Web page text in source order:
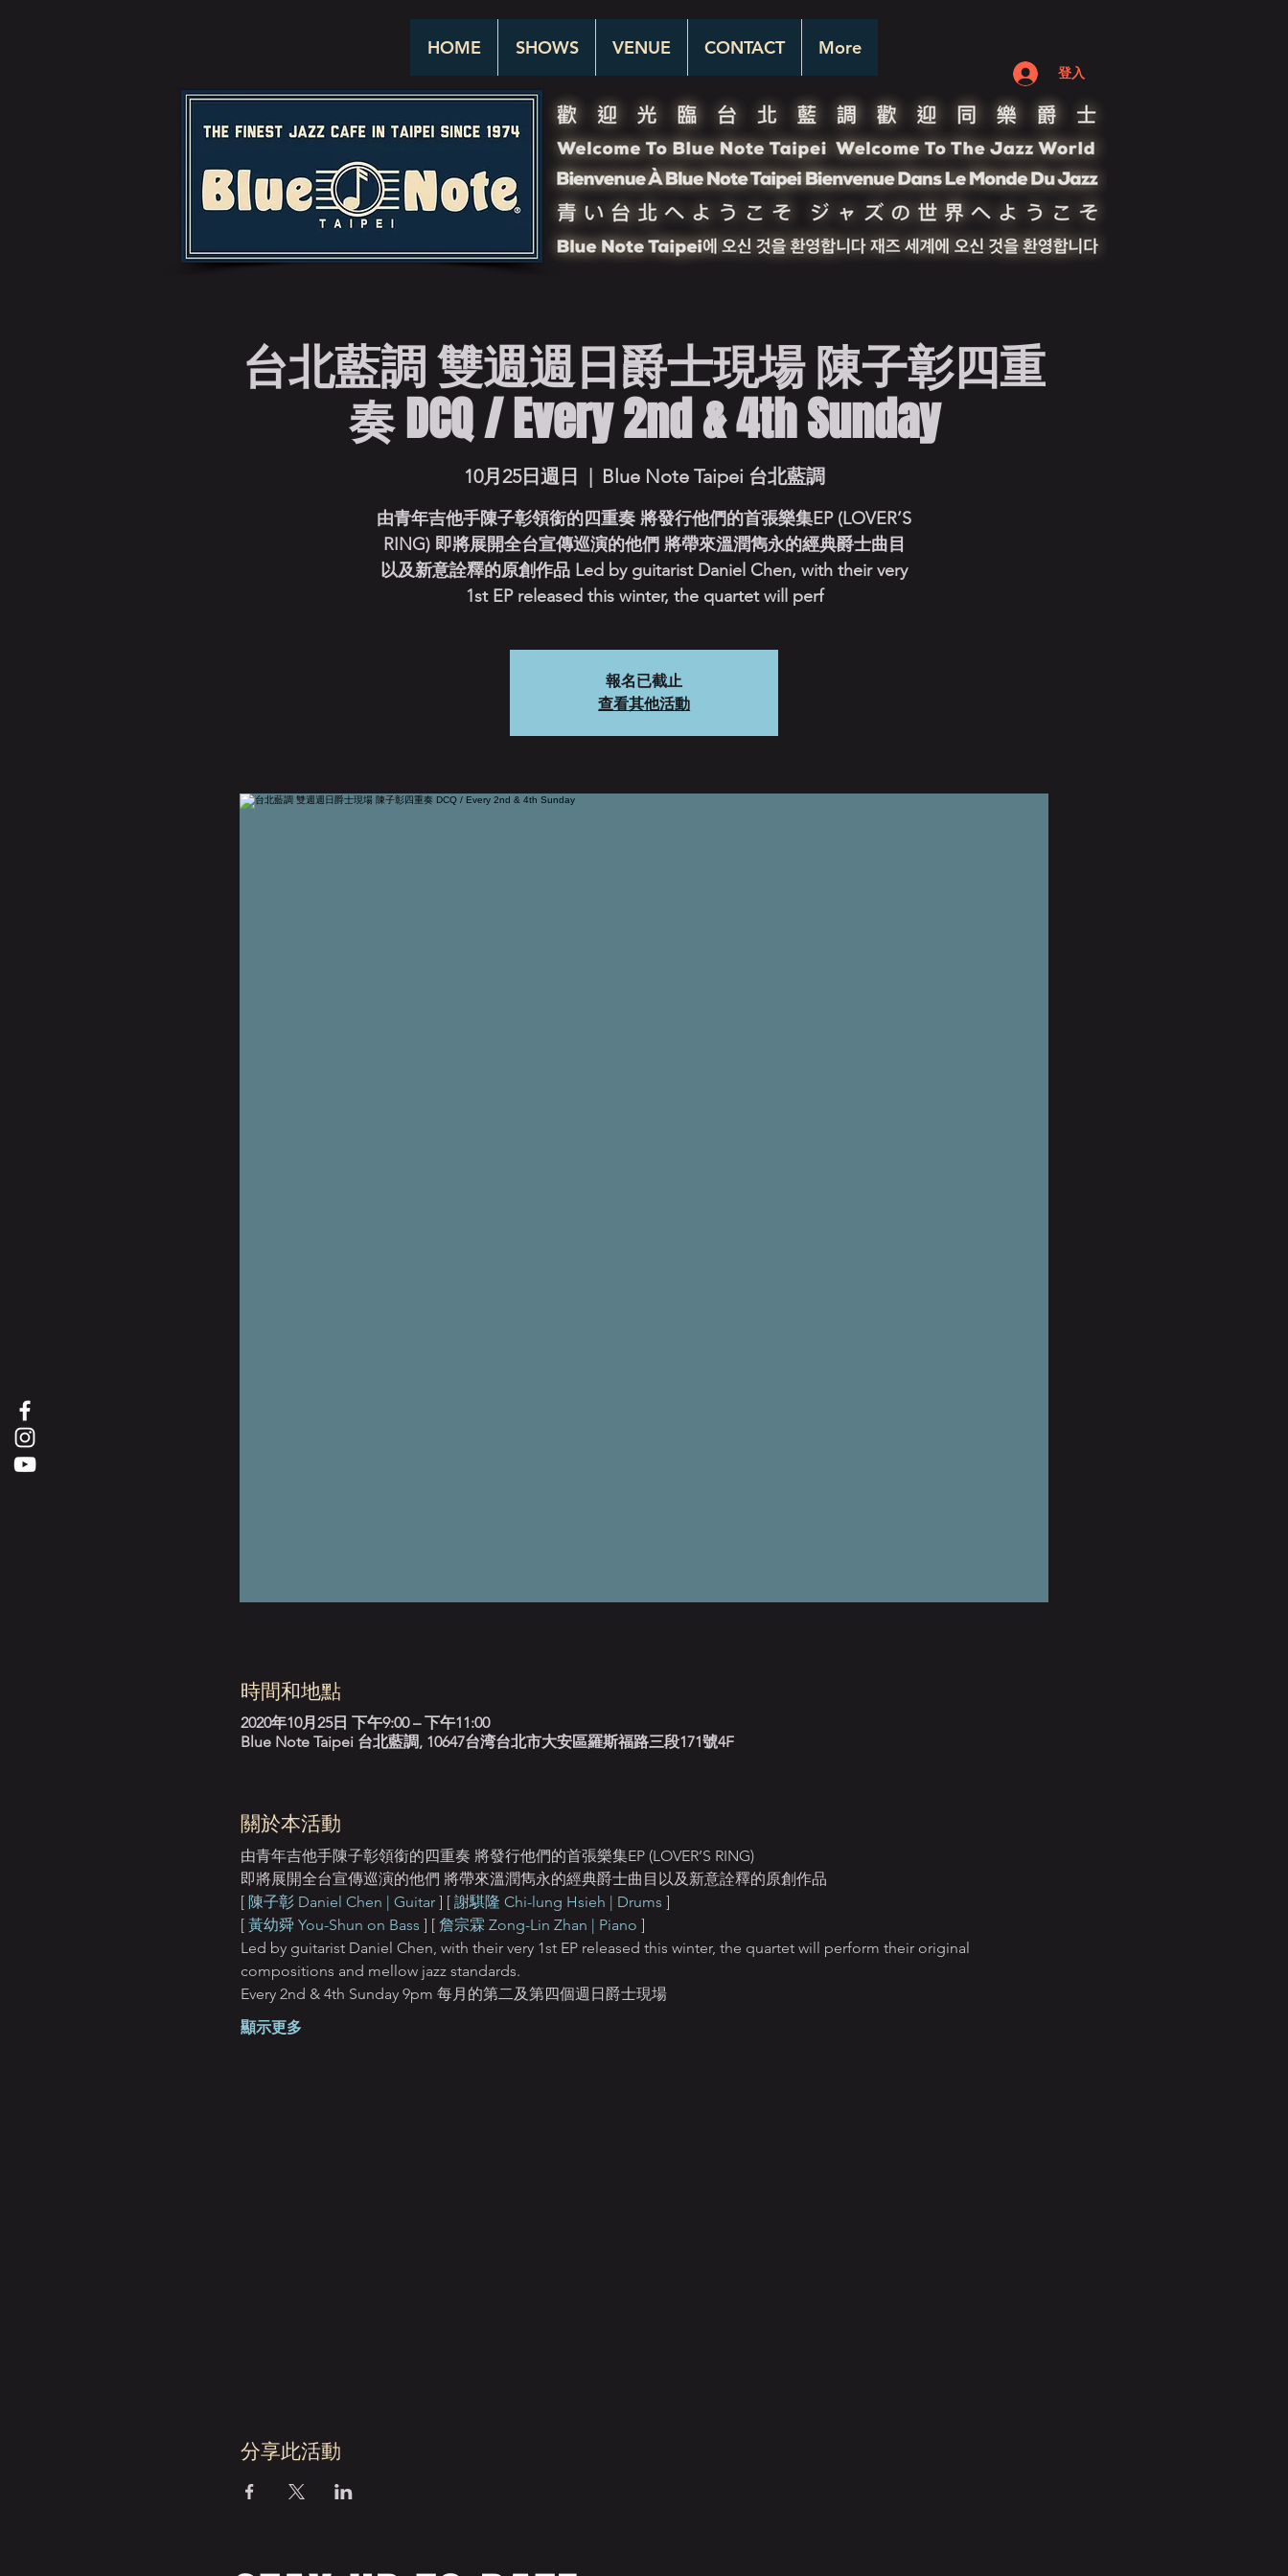
HOME SHOWS VENUE CONTACT More
登入
台北藍調 雙週週日爵士現場 陳子彰四重
奏 DCQ / Every 2nd & 4th Sunday
10月25日週日
  |
Blue Note Taipei 台北藍調
由青年吉他手陳子彰領銜的四重奏 將發行他們的首張樂集EP (LOVER’S
RING) 即將展開全台宣傳巡演的他們 將帶來溫潤雋永的經典爵士曲目
以及新意詮釋的原創作品 Led by guitarist Daniel Chen, with their very
1st EP released this winter, the quartet will perf
報名已截止
查看其他活動
時間和地點
2020年10月25日 下午9:00 – 下午11:00
Blue Note Taipei 台北藍調, 10647台湾台北市大安區羅斯福路三段171號4F
關於本活動
由青年吉他手陳子彰領銜的四重奏 將發行他們的首張樂集EP (LOVER’S RING)
即將展開全台宣傳巡演的他們 將帶來溫潤雋永的經典爵士曲目以及新意詮釋的原創作品
[ 陳子彰 Daniel Chen | Guitar ] [ 謝騏隆 Chi-lung Hsieh | Drums ]
[ 黃幼舜 You-Shun on Bass ] [ 詹宗霖 Zong-Lin Zhan | Piano ]
Led by guitarist Daniel Chen, with their very 1st EP released this winter, the quartet will perform their original
compositions and mellow jazz standards.
Every 2nd & 4th Sunday 9pm 每月的第二及第四個週日爵士現場
顯示更多
分享此活動